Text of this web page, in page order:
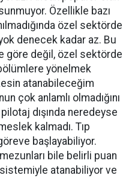
Özellikle bazı
özel sektörde
denecek kadar az. Bu
göre değil, özel sektörde
yönelmek
atanabileceğim
çok anlamlı olmadığını
dışında neredeyse
kalmadı. Tıp
başlayabiliyor.
bile belirli puan
atanabiliyor ve